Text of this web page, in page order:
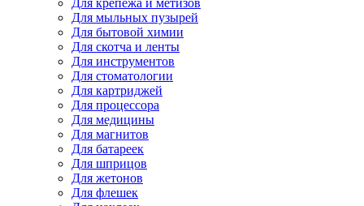
Для крепежа и метизов
Для мыльных пузырей
Для бытовой химии
Для скотча и ленты
Для инструментов
Для стоматологии
Для картриджей
Для процессора
Для медицины
Для магнитов
Для батареек
Для шприцов
Для жетонов
Для флешек